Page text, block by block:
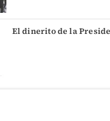
El dinerito de la